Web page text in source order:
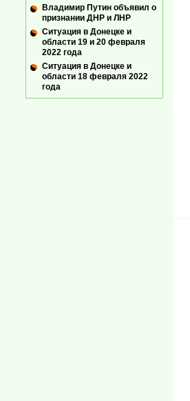
Владимир Путин объявил о
признании ДНР и ЛНР
Ситуация в Донецке и
области 19 и 20 февраля
2022 года
Ситуация в Донецке и
области 18 февраля 2022
года